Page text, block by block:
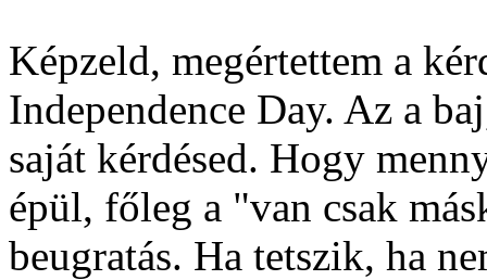
Képzeld, megértettem a
Independence Day. Az a
saját kérdésed. Hogy
épül, főleg a "van csak
beugratás. Ha tetszik, ha